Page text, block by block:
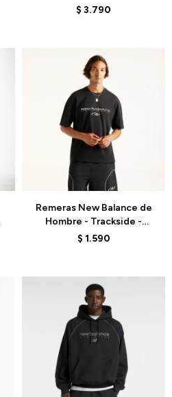
MB62053FBK - BLACK
$ 3.790
Remeras New Balance de
Hombre - Trackside -
MT6279IZBK - BLACK
$ 1.590